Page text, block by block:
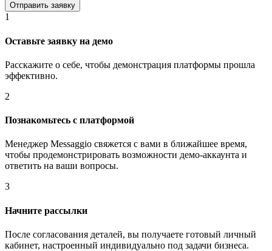
1
Оставьте заявку на демо
Расскажите о себе, чтобы демонстрация платформы прошла
эффективно.
2
Познакомьтесь с платформой
Менеджер Messaggio свяжется с вами в ближайшее время,
чтобы продемонстрировать возможности демо-аккаунта и
ответить на ваши вопросы.
3
Начните рассылки
После согласования деталей, вы получаете готовый личный
кабинет, настроенный индивидуально под задачи бизнеса.